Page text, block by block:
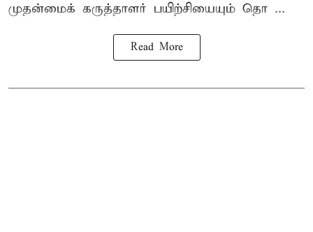
முதன்மைக் கருத்தாளர் பயிற்சியையும் தொ ...
Read More